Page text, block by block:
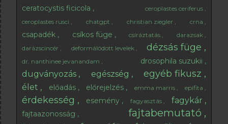
ceratocystis ficicola
ceroplastes ceriferus
ceroplastes rusci
chatgpt christian ziegler crna
csapadék csíkos füge csíráztatás
darazsak
darázscincér
deformálódott levelek dézsás füge
dr. nanthinee jevanandam drosophila suzukii
dugványozás egészség egyéb fikusz
élet előadás előrejelzés emma marris epifita
érdekesség esemény fagyasztás fagykár
fajtaazonosság fajtabemutató